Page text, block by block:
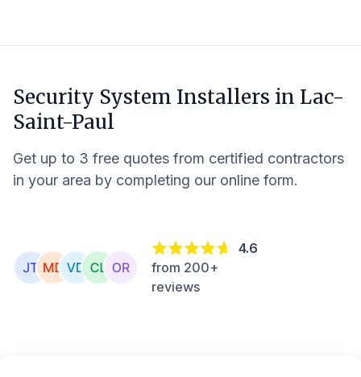
Security System Installers in Lac-
Saint-Paul
Get up to 3 free quotes from certified contractors
in your area by completing our online form.
4.6
from 200+
reviews